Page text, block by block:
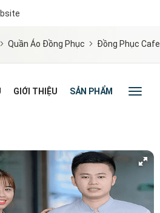
Quần Áo Đồng Phục Đồng Phục Cafe
GIỚI THIỆU SẢN PHẨM TIN TỨC